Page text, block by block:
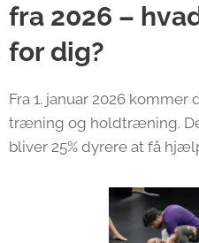
fra 2026 –
for dig?
Fra 1. januar 2026
træning og holdtræning.
bliver 25% dyrere at få